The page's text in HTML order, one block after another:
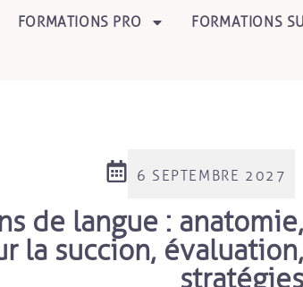
FORMATIONS PRO FORMATIONS
6 SEPTEMBRE 2027
de langue : anatomie,
la succion, évaluation,
stratégies